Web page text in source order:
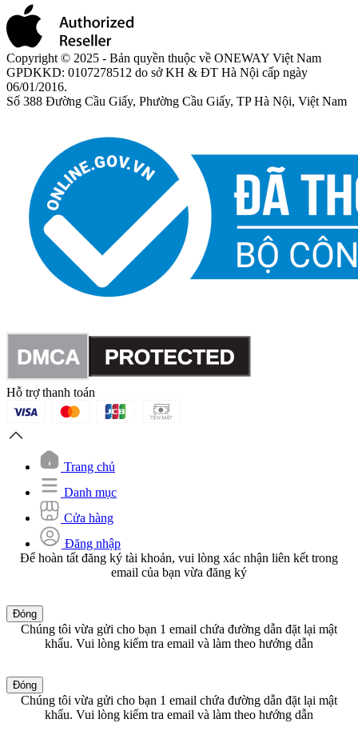
Copyright © 2025 - Bản quyền thuộc về ONEWAY Việt Nam
GPDKKD: 0107278512 do sở KH & ĐT Hà Nội cấp ngày
06/01/2016.
Số 388 Đường Cầu Giấy, Phường Cầu Giấy, TP Hà Nội, Việt Nam
Hỗ trợ thanh toán
Trang chủ
Danh mục
Cửa hàng
Đăng nhập
Để hoàn tất đăng ký tài khoản, vui lòng xác nhận liên kết trong
email của bạn vừa đăng ký
Đóng
Chúng tôi vừa gửi cho bạn 1 email chứa đường dẫn đặt lại mật
khẩu. Vui lòng kiểm tra email và làm theo hướng dẫn
Đóng
Chúng tôi vừa gửi cho bạn 1 email chứa đường dẫn đặt lại mật
khẩu. Vui lòng kiểm tra email và làm theo hướng dẫn